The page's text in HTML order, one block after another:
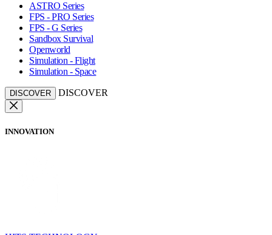
ASTRO Series
FPS - PRO Series
FPS - G Series
Sandbox Survival
Openworld
Simulation - Flight
Simulation - Space
DISCOVER DISCOVER
INNOVATION